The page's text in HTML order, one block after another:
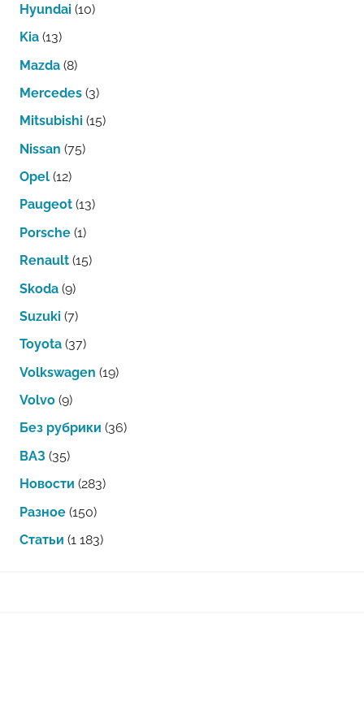
Hyundai (10)
Kia (13)
Mazda (8)
Mercedes (3)
Mitsubishi (15)
Nissan (75)
Opel (12)
Paugeot (13)
Porsche (1)
Renault (15)
Skoda (9)
Suzuki (7)
Toyota (37)
Volkswagen (19)
Volvo (9)
Без рубрики (36)
ВАЗ (35)
Новости (283)
Разное (150)
Статьи (1 183)